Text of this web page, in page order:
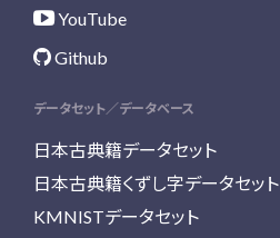
YouTube
Github
データセット／データベース
日本古典籍データセット
日本古典籍くずし字データセット
KMNISTデータセット